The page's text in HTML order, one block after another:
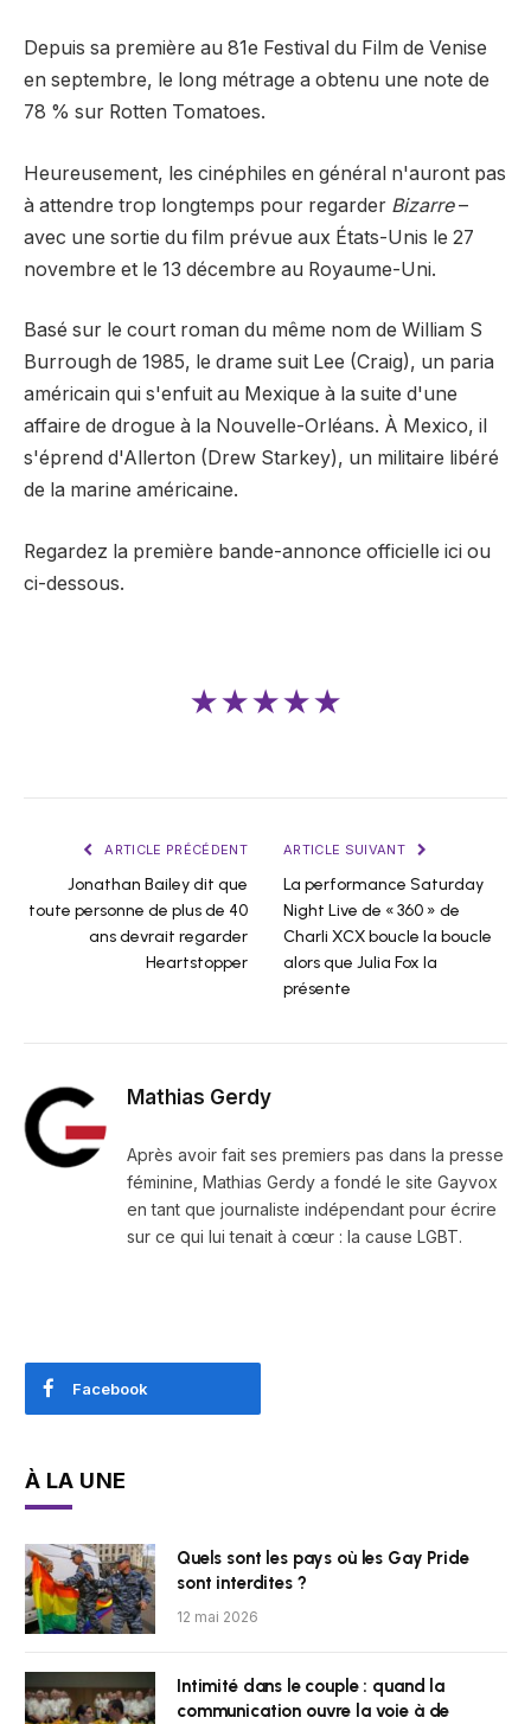
Depuis sa première au 81e Festival du Film de Venise
en septembre, le long métrage a obtenu une note de
78 % sur Rotten Tomatoes.
Heureusement, les cinéphiles en général n'auront pas
à attendre trop longtemps pour regarder Bizarre–
avec une sortie du film prévue aux États-Unis le 27
novembre et le 13 décembre au Royaume-Uni.
Basé sur le court roman du même nom de William S
Burrough de 1985, le drame suit Lee (Craig), un paria
américain qui s'enfuit au Mexique à la suite d'une
affaire de drogue à la Nouvelle-Orléans. À Mexico, il
s'éprend d'Allerton (Drew Starkey), un militaire libéré
de la marine américaine.
Regardez la première bande-annonce officielle ici ou
ci-dessous.
★★★★★
ARTICLE PRÉCÉDENT
Jonathan Bailey dit que
toute personne de plus de 40
ans devrait regarder
Heartstopper
ARTICLE SUIVANT
La performance Saturday
Night Live de « 360 » de
Charli XCX boucle la boucle
alors que Julia Fox la
présente
Mathias Gerdy
Après avoir fait ses premiers pas dans la presse
féminine, Mathias Gerdy a fondé le site Gayvox
en tant que journaliste indépendant pour écrire
sur ce qui lui tenait à cœur : la cause LGBT.
Facebook
À LA UNE
Quels sont les pays où les Gay Pride
sont interdites ?
12 mai 2026
Intimité dans le couple : quand la
communication ouvre la voie à de